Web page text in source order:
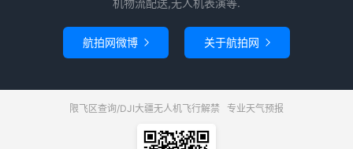
机物流配送,无人机表演等.
航拍网微博  关于航拍网 
限飞区查询/DJI大疆无人机飞行解禁 专业天气预报